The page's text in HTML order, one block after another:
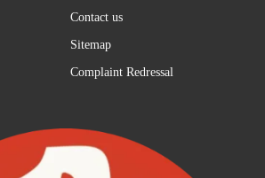
Contact us
Sitemap
Complaint Redressal